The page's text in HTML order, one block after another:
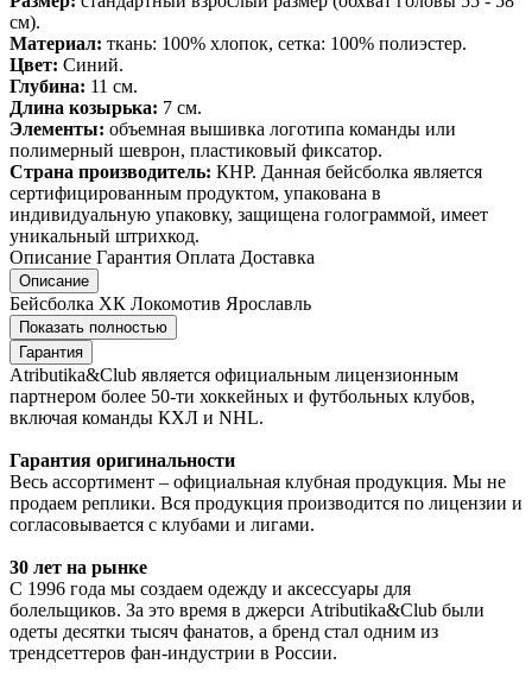
см).
Материал: ткань: 100% хлопок, сетка: 100% полиэстер.
Цвет: Синий.
Глубина: 11 см.
Длина козырька: 7 см.
Элементы: объемная вышивка логотипа команды или
полимерный шеврон, пластиковый фиксатор.
Страна производитель: КНР. Данная бейсболка является
сертифицированным продуктом, упакована в
индивидуальную упаковку, защищена голограммой, имеет
уникальный штрихкод.
Описание Гарантия Оплата Доставка
Описание
Бейсболка ХК Локомотив Ярославль
Показать полностью
Гарантия
Atributika&Club является официальным лицензионным
партнером более 50-ти хоккейных и футбольных клубов,
включая команды КХЛ и NHL.
Гарантия оригинальности
Весь ассортимент – официальная клубная продукция. Мы не
продаем реплики. Вся продукция производится по лицензии и
согласовывается с клубами и лигами.
30 лет на рынке
С 1996 года мы создаем одежду и аксессуары для
болельщиков. За это время в джерси Atributika&Club были
одеты десятки тысяч фанатов, а бренд стал одним из
трендсеттеров фан-индустрии в России.